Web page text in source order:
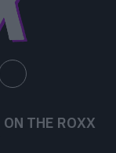
ON THE ROXX